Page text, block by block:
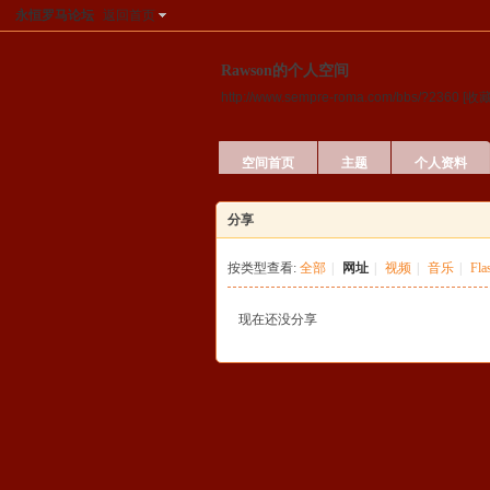
永恒罗马论坛 返回首页
Rawson的个人空间
http://www.sempre-roma.com/bbs/?2360 [收
空间首页 主题 个人资料
分享
按类型查看: 全部 网址 视频 音乐
现在还没分享